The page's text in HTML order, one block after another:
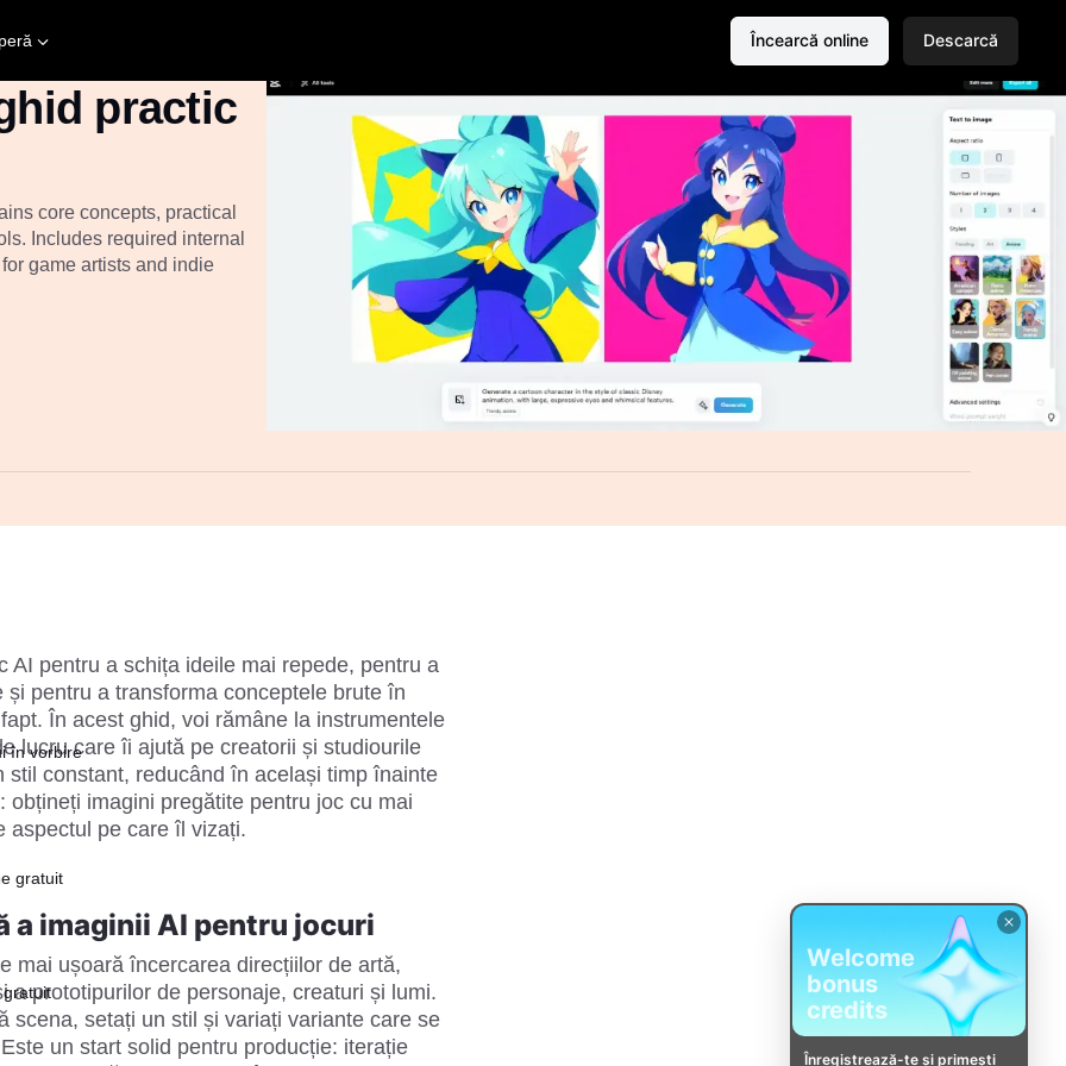
Încearcă online Descarcă
practic
core concepts, practical
Includes required internal
game artists and indie
AI pentru a schița ideile mai repede, pentru a
pentru a transforma conceptele brute în
În acest ghid, voi rămâne la instrumentele
lucru care îi ajută pe creatorii și studiourile
stil constant, reducând în același timp înainte
obțineți imagini pregătite pentru joc cu mai
aspectul pe care îl vizați.
a imaginii AI pentru jocuri
mai ușoară încercarea direcțiilor de artă,
a prototipurilor de personaje, creaturi și lumi.
scena, setați un stil și variați variante care se
un start solid pentru producție: iterație
în vorbire
gratuit
gratuit
Welcome
bonus
credits
Înregistrează-te și primești